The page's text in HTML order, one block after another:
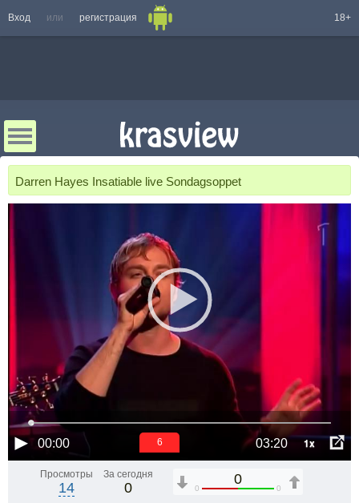
Вход или регистрация 18+
Darren Hayes Insatiable live Sondagsoppet
00:00 03:20 1x
5
Просмотры
14
За сегодня
0
0
0 0